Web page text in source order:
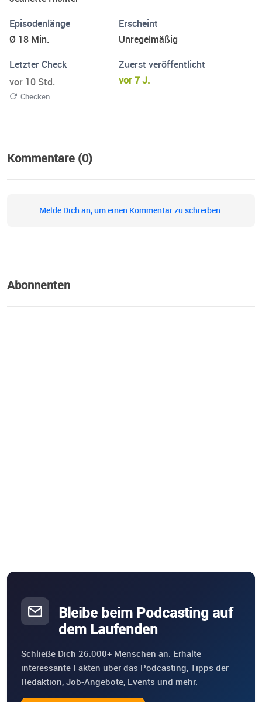
Episodenlänge
Ø 18 Min.
Erscheint
Unregelmäßig
Letzter Check
vor 10 Std.
Checken
Zuerst veröffentlicht
vor 7 J.
Kommentare (0)
Melde Dich an, um einen Kommentar zu schreiben.
Abonnenten
Bleibe beim Podcasting auf
dem Laufenden
Schließe Dich 26.000+ Menschen an. Erhalte
interessante Fakten über das Podcasting, Tipps der
Redaktion, Job-Angebote, Events und mehr.